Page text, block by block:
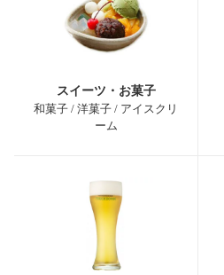
スイーツ・お菓子
和菓子 / 洋菓子 / アイスクリ
ーム